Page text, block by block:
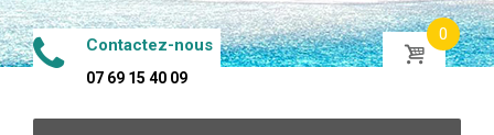
Contactez-nous
07 69 15 40 09
0